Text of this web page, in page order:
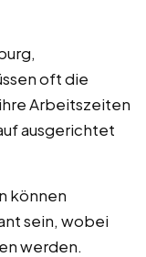
oft die
Arbeitszeiten
ausgerichtet
können
sein, wobei
werden.